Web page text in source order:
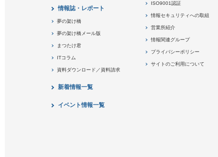
情報誌・レポート
夢の架け橋
夢の架け橋メール版
まつたけ君
ITコラム
資料ダウンロード／資料請求
新着情報一覧
イベント情報一覧
ISO9001認証
情報セキュリティへの取組
営業所紹介
情報関連グループ
プライバシーポリシー
サイトのご利用について